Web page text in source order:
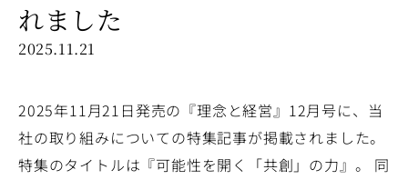
れました
2025.11.21
2025年11月21日発売の『理念と経営』12月号に、当
社の取り組みについての特集記事が掲載されました。
特集のタイトルは『可能性を開く「共創」の力』。 同